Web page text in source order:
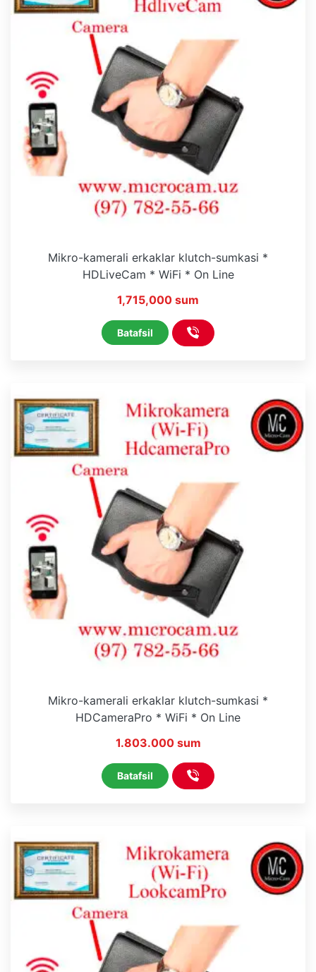
Mikro-kamerali erkaklar klutch-sumkasi *
HDLiveCam * WiFi * On Line
1,715,000 sum
Batafsil
Mikro-kamerali erkaklar klutch-sumkasi *
HDCameraPro * WiFi * On Line
1.803.000 sum
Batafsil